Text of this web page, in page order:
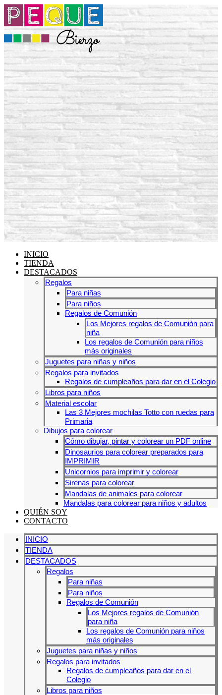
INICIO
TIENDA
DESTACADOS
Regalos
Para niñas
Para niños
Regalos de Comunión
Los Mejores regalos de Comunión para
niña
Los regalos de Comunión para niños
más originales
Juguetes para niñas y niños
Regalos para invitados
Regalos de cumpleaños para dar en el Colegio
Libros para niños
Material escolar
Las 3 Mejores mochilas Totto con ruedas para
Primaria
Dibujos para colorear
Cómo dibujar, pintar y colorear un PDF online
Dinosaurios para colorear preparados para
IMPRIMIR
Unicornios para imprimir y colorear
Sirenas para colorear
Mandalas de animales para colorear
Mandalas para colorear para niños y adultos
QUIÉN SOY
CONTACTO
INICIO
TIENDA
DESTACADOS
Regalos
Para niñas
Para niños
Regalos de Comunión
Los Mejores regalos de Comunión
para niña
Los regalos de Comunión para niños
más originales
Juguetes para niñas y niños
Regalos para invitados
Regalos de cumpleaños para dar en el
Colegio
Libros para niños